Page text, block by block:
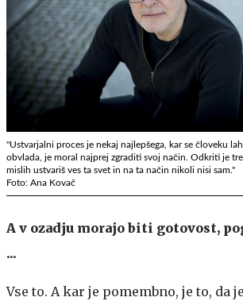
"Ustvarjalni proces je nekaj najlepšega, kar se človeku
obvlada, je moral najprej zgraditi svoj način. Odkriti je
mislih ustvariš ves ta svet in na ta način nikoli nisi sam."
Foto: Ana Kovač
A v ozadju morajo biti gotovost,
...
Vse to. A kar je pomembno, je to, da